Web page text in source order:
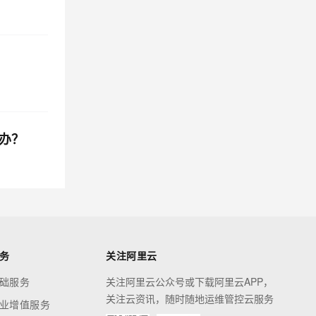
？
服务
增值服务
关注阿里云
关注阿里云公众号或下载阿里云APP，
关注云资讯，随时随地运维管控云服务